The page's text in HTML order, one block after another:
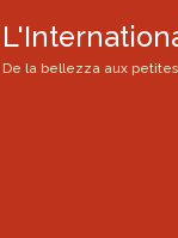
De la bellezza aux